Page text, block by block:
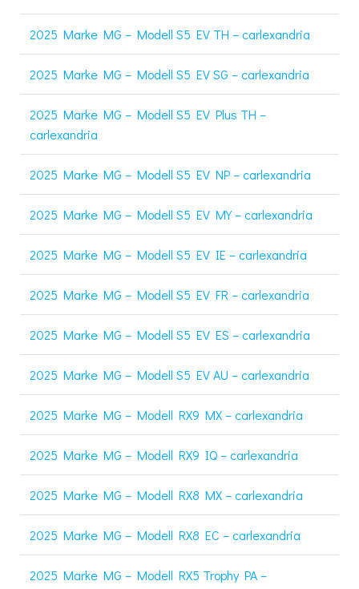
2025 Marke MG – Modell S5 EV TH – carlexandria
2025 Marke MG – Modell S5 EV SG – carlexandria
2025 Marke MG – Modell S5 EV Plus TH –
carlexandria
2025 Marke MG – Modell S5 EV NP – carlexandria
2025 Marke MG – Modell S5 EV MY – carlexandria
2025 Marke MG – Modell S5 EV IE – carlexandria
2025 Marke MG – Modell S5 EV FR – carlexandria
2025 Marke MG – Modell S5 EV ES – carlexandria
2025 Marke MG – Modell S5 EV AU – carlexandria
2025 Marke MG – Modell RX9 MX – carlexandria
2025 Marke MG – Modell RX9 IQ – carlexandria
2025 Marke MG – Modell RX8 MX – carlexandria
2025 Marke MG – Modell RX8 EC – carlexandria
2025 Marke MG – Modell RX5 Trophy PA –